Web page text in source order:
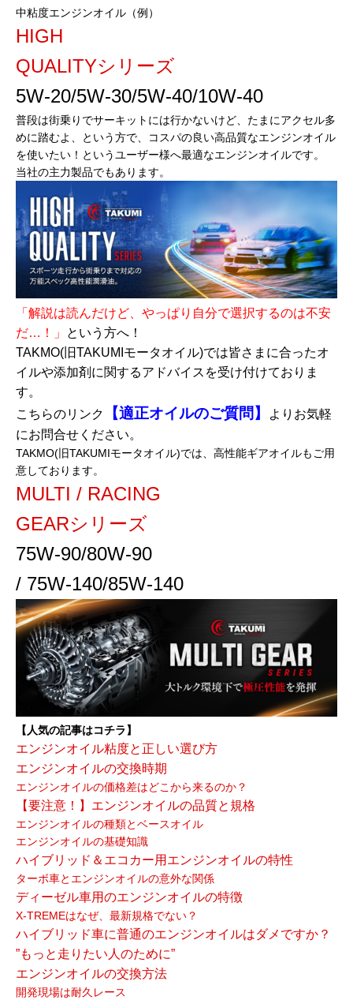
中粘度エンジンオイル（例）
HIGH
QUALITYシリーズ
5W-20/5W-30/5W-40/10W-40
普段は街乗りでサーキットには行かないけど、たまにアクセル多
めに踏むよ、という方で、コスパの良い高品質なエンジンオイル
を使いたい！というユーザー様へ最適なエンジンオイルです。
当社の主力製品でもあります。
「解説は読んだけど、やっぱり自分で選択するのは不安
だ…！」
という方へ！
TAKMO(旧TAKUMIモータオイル)では皆さまに合ったオ
イルや添加剤に関するアドバイスを受け付けておりま
す。
こちらのリンク
【適正オイルのご質問】
よりお気軽
にお問合せください。
TAKMO(旧TAKUMIモータオイル)では、高性能ギアオイルもご用
意しております。
MULTI / RACING
GEARシリーズ
75W-90/80W-90
/ 75W-140/85W-140
【人気の記事はコチラ】
エンジンオイル粘度と正しい選び方
エンジンオイルの交換時期
エンジンオイルの価格差はどこから来るのか？
【要注意！】エンジンオイルの品質と規格
エンジンオイルの種類とベースオイル
エンジンオイルの基礎知識
ハイブリッド＆エコカー用エンジンオイルの特性
ターボ車とエンジンオイルの意外な関係
ディーゼル車用のエンジンオイルの特徴
X-TREMEはなぜ、最新規格でない？
ハイブリッド車に普通のエンジンオイルはダメですか？
”もっと走りたい人のために”
エンジンオイルの交換方法
開発現場は耐久レース